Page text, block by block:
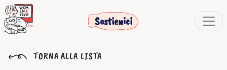
Sostienici
TORNA ALLA LISTA